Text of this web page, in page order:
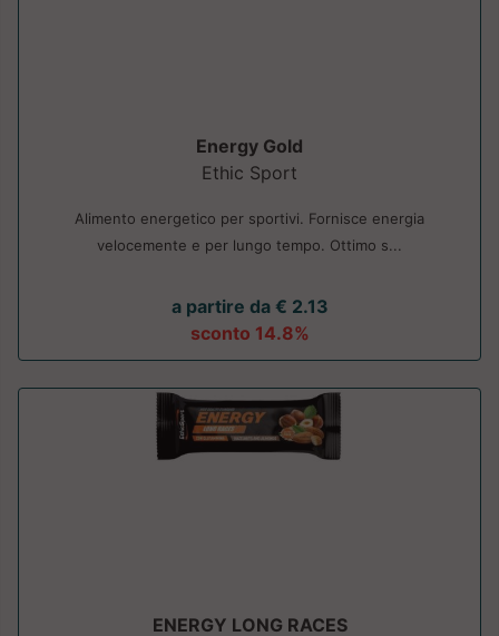
Energy Gold
Ethic Sport
Alimento energetico per sportivi. Fornisce energia
velocemente e per lungo tempo. Ottimo s...
a partire da € 2.13
sconto 14.8%
ENERGY LONG RACES